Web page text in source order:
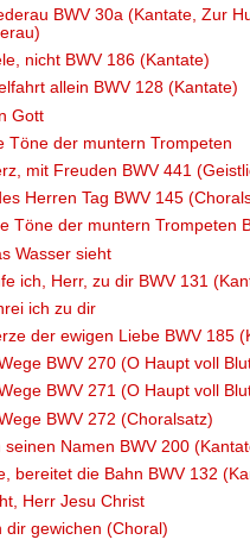
BWV 30a (Kantate, Zur
nicht BWV 186 (Kantate)
allein BWV 128 (Kantate)
Gott
Töne der muntern Trompeten
mit Freuden BWV 441
Herren Tag BWV 145
Töne der muntern Trompeten
Wasser sieht
ich, Herr, zu dir BWV 131
ich zu dir
der ewigen Liebe BWV 185
BWV 270 (O Haupt voll
BWV 271 (O Haupt voll
BWV 272 (Choralsatz)
seinen Namen BWV 200
bereitet die Bahn BWV 132
Herr Jesu Christ
dir gewichen (Choral)